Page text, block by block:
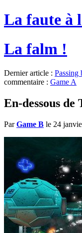
La faute à
La falm !
Dernier article : Passing
commentaire : Game A
En-dessous de
ParGame B le 24